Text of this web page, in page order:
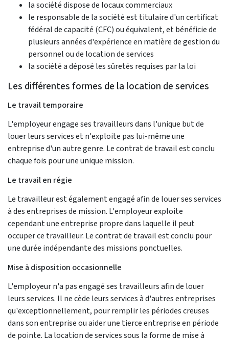
la société dispose de locaux commerciaux
le responsable de la société est titulaire d'un certificat
fédéral de capacité (CFC) ou équivalent, et bénéficie de
plusieurs années d'expérience en matière de gestion du
personnel ou de location de services
la société a déposé les sûretés requises par la loi
Les différentes formes de la location de services
Le travail temporaire
L'employeur engage ses travailleurs dans l'unique but de
louer leurs services et n'exploite pas lui-même une
entreprise d'un autre genre. Le contrat de travail est conclu
chaque fois pour une unique mission.
Le travail en régie
Le travailleur est également engagé afin de louer ses services
à des entreprises de mission. L'employeur exploite
cependant une entreprise propre dans laquelle il peut
occuper ce travailleur. Le contrat de travail est conclu pour
une durée indépendante des missions ponctuelles.
Mise à disposition occasionnelle
L'employeur n'a pas engagé ses travailleurs afin de louer
leurs services. Il ne cède leurs services à d'autres entreprises
qu'exceptionnellement, pour remplir les périodes creuses
dans son entreprise ou aider une tierce entreprise en période
de pointe. La location de services sous la forme de mise à